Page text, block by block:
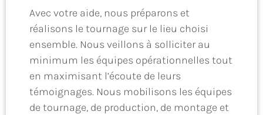
Avec votre aide, nous préparons et
réalisons le tournage sur le lieu choisi
ensemble. Nous veillons à solliciter au
minimum les équipes opérationnelles tout
en maximisant l’écoute de leurs
témoignages. Nous mobilisons les équipes
de tournage, de production, de montage et